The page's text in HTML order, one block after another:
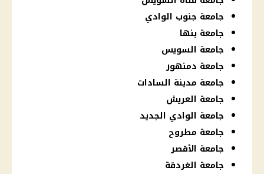
جامعة جنوب الوادي
جامعة بنها
جامعة السويس
جامعة دمنهور
جامعة مدينة السادات
جامعة العريش
جامعة الوادي الجديد
جامعة مطروح
جامعة الأقصر
جامعة الغردقة